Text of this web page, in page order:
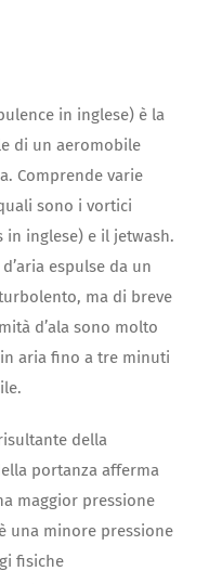
in inglese) è la
di un aeromobile
Comprende varie
sono i vortici
in inglese) e il jetwash.
espulse da un
ma di breve
d’ala sono molto
aria fino a tre minuti
della
portanza afferma
maggior pressione
una minore pressione
fisiche